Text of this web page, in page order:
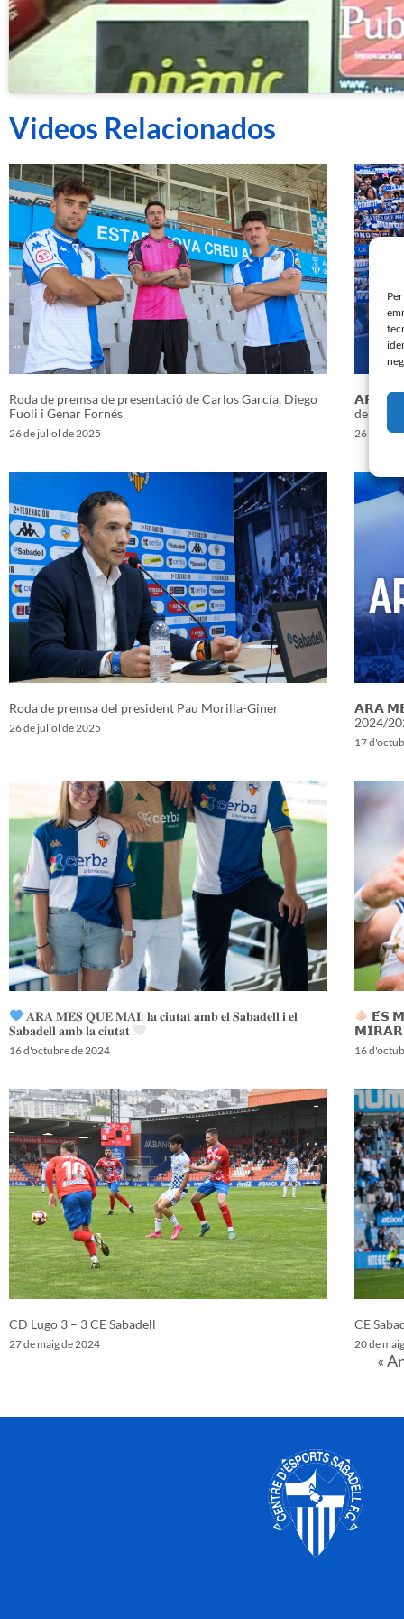
Videos Relacionados
Roda de premsa de presentació de Carlos García, Diego
Fuoli i Genar Fornés
26 de juliol de 2025
𝗔𝗥𝗔
de socis
26 de
Roda de premsa del president Pau Morilla-Giner
26 de juliol de 2025
𝗔𝗥𝗔
2024/
17
𝐀𝐑𝐀 𝐌𝐄́𝐒 𝐐𝐔𝐄 𝐌𝐀𝐈: 𝐥𝐚 𝐜𝐢𝐮𝐭𝐚𝐭 𝐚𝐦𝐛 𝐞𝐥 𝐒𝐚𝐛𝐚𝐝𝐞𝐥𝐥 𝐢 𝐞𝐥
𝐒𝐚𝐛𝐚𝐝𝐞𝐥𝐥 𝐚𝐦𝐛 𝐥𝐚 𝐜𝐢𝐮𝐭𝐚𝐭
16 d'octubre de 2024
𝗘́𝗦
16
CD Lugo 3 – 3 CE Sabadell
27 de maig de 2024
CE
20 de
«